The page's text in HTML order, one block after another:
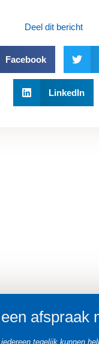
Deel dit bericht
Facebook
LinkedIn
afspraak
tegelijk kunnen